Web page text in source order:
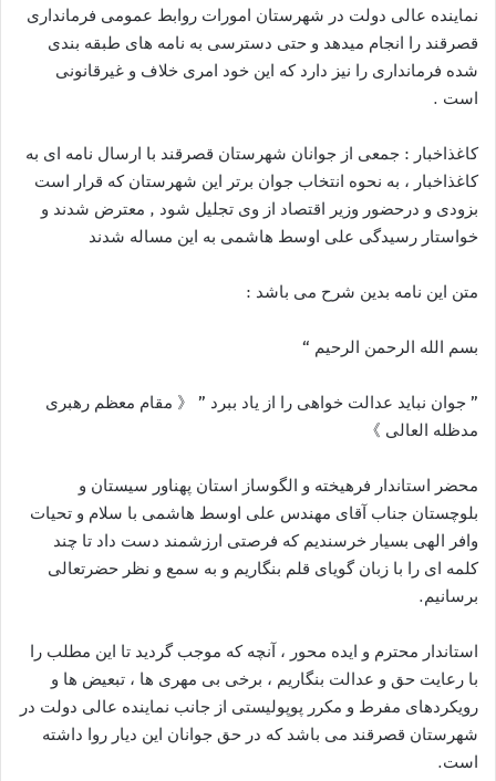
نماینده عالی دولت در شهرستان امورات روابط عمومی فرمانداری
قصرقند را انجام میدهد و حتی دسترسی به نامه های طبقه بندی
شده فرمانداری را نیز دارد که این خود امری خلاف و غیرقانونی
است .
کاغذاخبار : جمعی از جوانان شهرستان قصرقند با ارسال نامه ای به
کاغذاخبار ، به نحوه انتخاب جوان برتر این شهرستان که قرار است
بزودی و درحضور وزیر اقتصاد از وی تجلیل شود , معترض شدند و
خواستار رسیدگی علی اوسط هاشمی به این مساله شدند
متن این نامه بدین شرح می باشد :
بسم الله الرحمن الرحیم “
” جوان نباید عدالت‏ خواهى را از یاد ببرد ” 《 مقام معظم رهبری
مدظله العالی 》
محضر استاندار فرهیخته و الگوساز استان پهناور سیستان و
بلوچستان جناب آقای مهندس علی اوسط هاشمی با سلام و تحیات
وافر الهی بسیار خرسندیم که فرصتی ارزشمند دست داد تا چند
کلمه ای را با زبان گویای قلم بنگاریم و به سمع و نظر حضرتعالی
برسانیم.
استاندار محترم و ایده محور ، آنچه که موجب گردید تا این مطلب را
با رعایت حق و عدالت بنگاریم ، برخی بی مهری ها ، تبعیض ها و
رویکردهای مفرط و مکرر پوپولیستی از جانب نماینده عالی دولت در
شهرستان قصرقند می باشد که در حق جوانان این دیار روا داشته
است.